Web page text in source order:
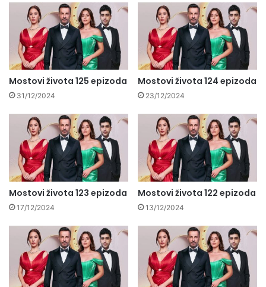
Mostovi života 125 epizoda
31/12/2024
Mostovi života 124 epizoda
23/12/2024
Mostovi života 123 epizoda
17/12/2024
Mostovi života 122 epizoda
13/12/2024